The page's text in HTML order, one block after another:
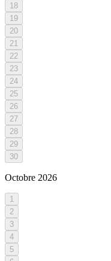
18
19
20
21
22
23
24
25
26
27
28
29
30
Octobre 2026
1
2
3
4
5